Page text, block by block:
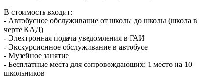
В стоимость входит:
- Автобусное обслуживание от школы до школы (школа в
черте КАД)
- Электронная подача уведомления в ГАИ
- Экскурсионное обслуживание в автобусе
- Музейное занятие
- Бесплатные места для сопровождающих: 1 место на 10
школьников